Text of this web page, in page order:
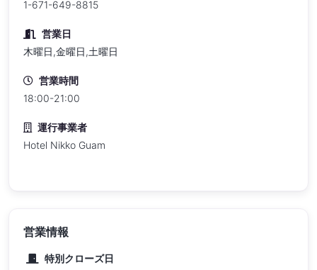
1-671-649-8815
営業日
木曜日,金曜日,土曜日
営業時間
18:00-21:00
運行事業者
Hotel Nikko Guam
営業情報
特別クローズ日